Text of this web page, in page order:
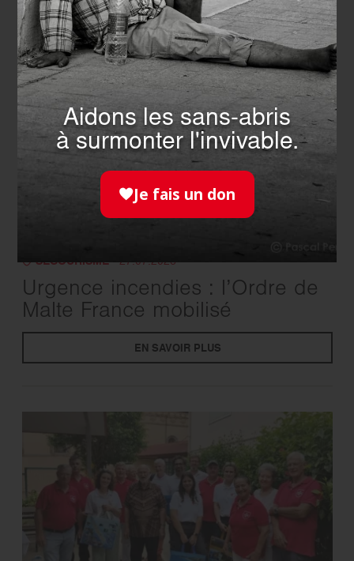
EN SAVOIR PLUS
SECOURISME- 27.07.2026
Urgence incendies : l’Ordre de
Malte France mobilisé
EN SAVOIR PLUS
Aidons les sans-abris
à surmonter l'invivable.
Je fais un don